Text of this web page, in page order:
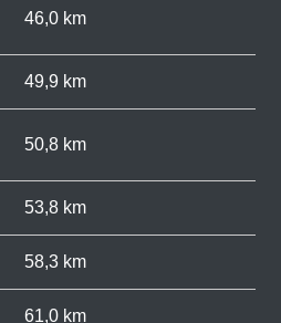
46,0 km
49,9 km
50,8 km
53,8 km
58,3 km
61,0 km